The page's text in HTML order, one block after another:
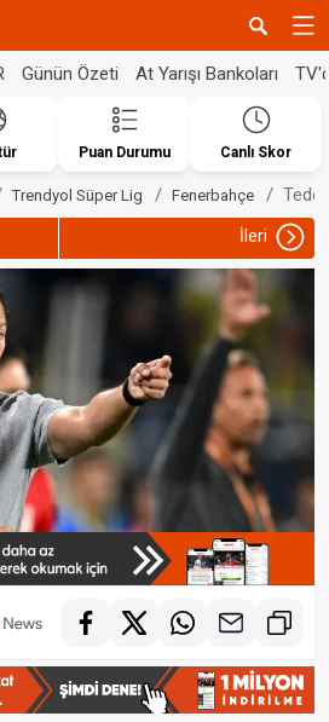
Günün Özeti At Yarışı Bankoları
Puan Durumu Canlı Skor
Trendyol Süper Lig Fenerbahçe
İleri